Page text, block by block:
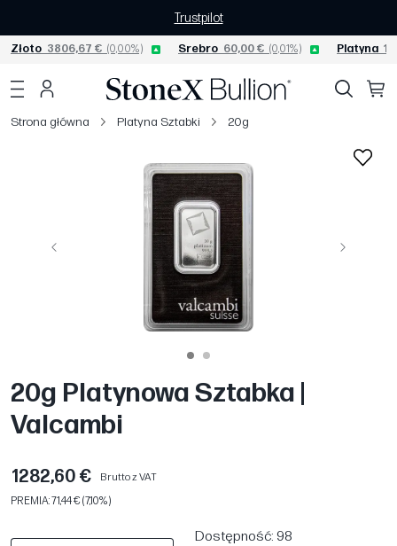
Trustpilot
Złoto 3806,67 € (0,00%) Srebro 60,00 € (0,01%) Platyna
Strona główna Platyna Sztabki 20g
Poprzedni Następny
20g Platynowa Sztabka |
Valcambi
1282,60 €
Brutto z VAT
PREMIA: 71,44 € (7,10%)
Dostępność: 98